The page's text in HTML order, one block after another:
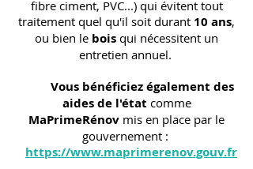
fibre ciment, PVC...) qui évitent tout
traitement quel qu'il soit durant 10 ans,
ou bien le bois qui nécessitent un
entretien annuel.
Vous bénéficiez également des
aides de l'état comme
MaPrimeRénov mis en place par le
gouvernement :
https://www.maprimerenov.gouv.fr